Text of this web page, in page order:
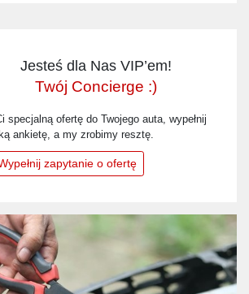
Jesteś dla Nas VIP’em!
Twój Concierge :)
specjalną ofertę do Twojego auta, wypełnij
ankietę, a my zrobimy resztę.
zapytanie o ofertę